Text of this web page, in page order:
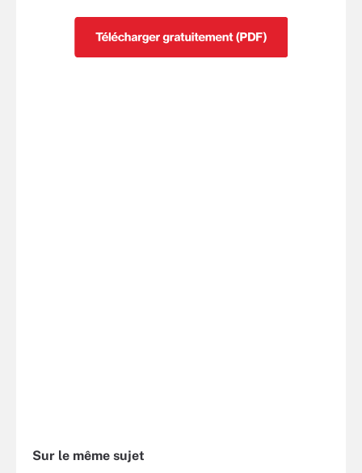
Sur le même sujet